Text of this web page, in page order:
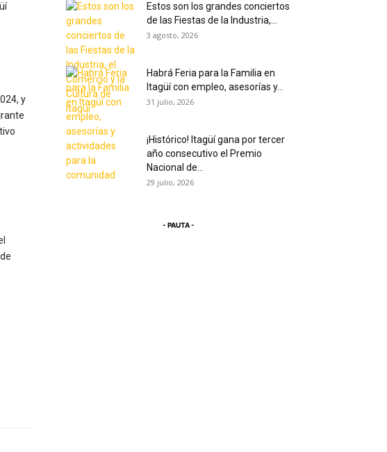
y
Estos son los grandes conciertos
de las Fiestas de la Industria,...
3 agosto, 2026
Habrá Feria para la Familia en
Itagüí con empleo, asesorías y...
31 julio, 2026
¡Histórico! Itagüí gana por tercer
año consecutivo el Premio
Nacional de...
29 julio, 2026
- PAUTA -